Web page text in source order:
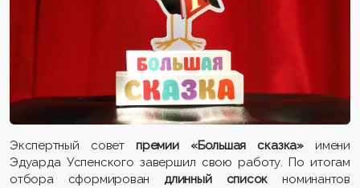
Экспертный советпремии «Большая сказка»имени
Эдуарда Успенского завершил свою работу. По итогам
отбора сформировандлинный списокноминантов